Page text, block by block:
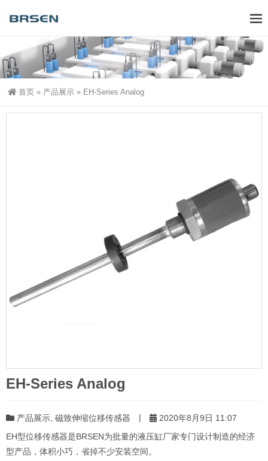
首页 » 产品展示 » EH-Series Analog
EH-Series Analog
产品展示 磁致伸缩位移传感器 |
2020年8月9日 11:07
EH型位移传感器是BRSEN为批量的液压缸厂家专门设计制造的经济
型产品，体积小巧，省掉不少安装空间。